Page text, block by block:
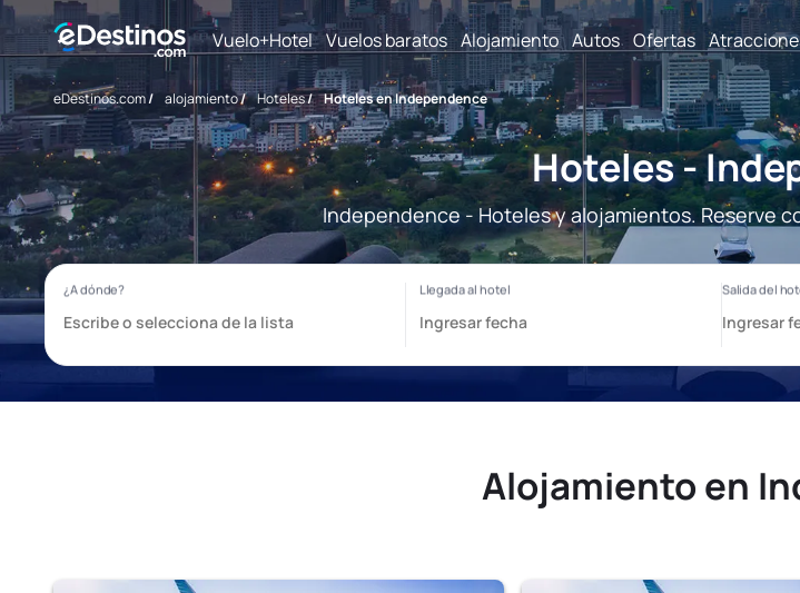
Vuelo+Hotel Vuelos baratos Alojamiento Autos Ofertas
eDestinos.com/ alojamiento/ Hoteles/ Hoteles en Independence
Hoteles -
Independence - Hoteles y alojamientos. Reserve
Alojamiento en